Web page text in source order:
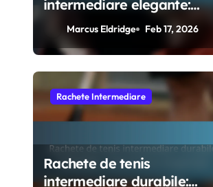
intermediare elegante:
Estetică, Branding, Atracție
Marcus Eldridge Feb 17, 2026
Rachete Intermediare
Rachete de tenis
intermediare durabile:
avansate
Viteză